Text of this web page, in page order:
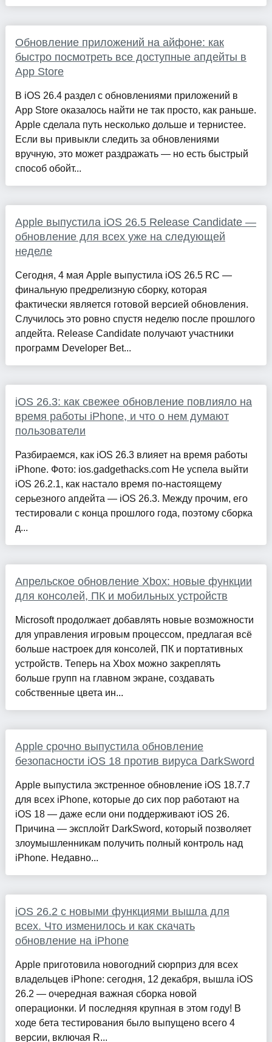
Обновление приложений на айфоне: как
быстро посмотреть все доступные апдейты в
App Store
В iOS 26.4 раздел с обновлениями приложений в
App Store оказалось найти не так просто, как раньше.
Apple сделала путь несколько дольше и тернистее.
Если вы привыкли следить за обновлениями
вручную, это может раздражать — но есть быстрый
способ обойт...
Apple выпустила iOS 26.5 Release Candidate —
обновление для всех уже на следующей
неделе
Сегодня, 4 мая Apple выпустила iOS 26.5 RC —
финальную предрелизную сборку, которая
фактически является готовой версией обновления.
Случилось это ровно спустя неделю после прошлого
апдейта. Release Candidate получают участники
программ Developer Bet...
iOS 26.3: как свежее обновление повлияло на
время работы iPhone, и что о нем думают
пользователи
Разбираемся, как iOS 26.3 влияет на время работы
iPhone. Фото: ios.gadgethacks.com Не успела выйти
iOS 26.2.1, как настало время по-настоящему
серьезного апдейта — iOS 26.3. Между прочим, его
тестировали с конца прошлого года, поэтому сборка
д...
Апрельское обновление Xbox: новые функции
для консолей, ПК и мобильных устройств
Microsoft продолжает добавлять новые возможности
для управления игровым процессом, предлагая всё
больше настроек для консолей, ПК и портативных
устройств. Теперь на Xbox можно закреплять
больше групп на главном экране, создавать
собственные цвета ин...
Apple срочно выпустила обновление
безопасности iOS 18 против вируса DarkSword
Apple выпустила экстренное обновление iOS 18.7.7
для всех iPhone, которые до сих пор работают на
iOS 18 — даже если они поддерживают iOS 26.
Причина — эксплойт DarkSword, который позволяет
злоумышленникам получить полный контроль над
iPhone. Недавно...
iOS 26.2 с новыми функциями вышла для
всех. Что изменилось и как скачать
обновление на iPhone
Apple приготовила новогодний сюрприз для всех
владельцев iPhone: сегодня, 12 декабря, вышла iOS
26.2 — очередная важная сборка новой
операционки. И последняя крупная в этом году! В
ходе бета тестирования было выпущено всего 4
версии, включая R...